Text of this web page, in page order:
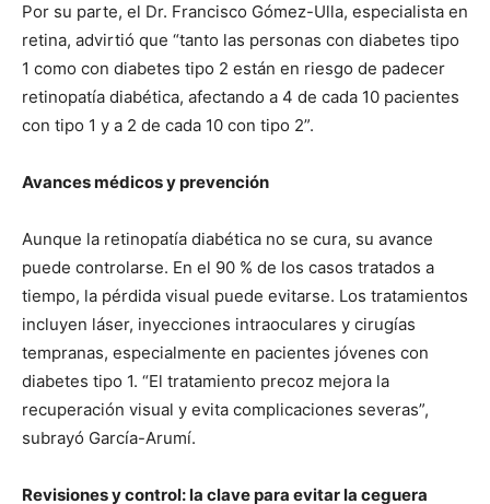
Por su parte, el Dr. Francisco Gómez-Ulla, especialista en
retina, advirtió que “tanto las personas con diabetes tipo
1 como con diabetes tipo 2 están en riesgo de padecer
retinopatía diabética, afectando a 4 de cada 10 pacientes
con tipo 1 y a 2 de cada 10 con tipo 2”.
Avances médicos y prevención
Aunque la retinopatía diabética no se cura, su avance
puede controlarse. En el 90 % de los casos tratados a
tiempo, la pérdida visual puede evitarse. Los tratamientos
incluyen láser, inyecciones intraoculares y cirugías
tempranas, especialmente en pacientes jóvenes con
diabetes tipo 1. “El tratamiento precoz mejora la
recuperación visual y evita complicaciones severas”,
subrayó García-Arumí.
Revisiones y control: la clave para evitar la ceguera